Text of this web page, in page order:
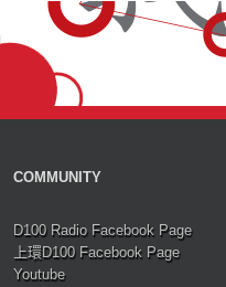
COMMUNITY
D100 Radio Facebook Page
上環D100 Facebook Page
Youtube